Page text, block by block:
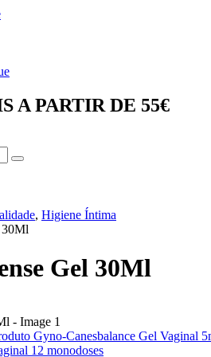
A PARTIR DE 55€
, Higiene Íntima
30Ml
Gel 30Ml
Gyno-Canesbalance Gel Vaginal
12 monodoses